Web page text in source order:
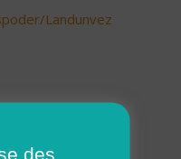
Landunvez
des